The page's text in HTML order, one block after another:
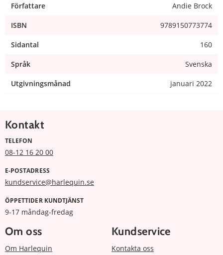
Författare Andie Brock
ISBN 9789150773774
Sidantal 160
Språk Svenska
Utgivningsmånad januari 2022
Kontakt
TELEFON
08-12 16 20 00
E-POSTADRESS
kundservice@harlequin.se
ÖPPETTIDER KUNDTJÄNST
9-17 måndag-fredag
Om oss
Om Harlequin
Kundservice
Kontakta oss